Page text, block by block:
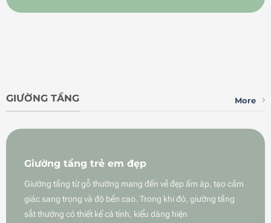
GIƯỜNG TẦNG More
Giường tầng trẻ em đẹp
Giường tầng từ gỗ thường mang đến vẻ đẹp ấm áp, tạo cảm
giác sang trọng và độ bền cao. Trong khi đó, giường tầng
sắt thường có thiết kế cá tính, kiểu dáng hiện